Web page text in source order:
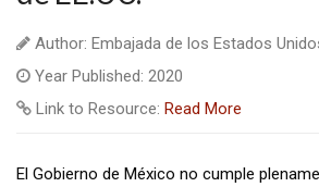
Author: Embajada de los Estados
Year Published: 2020
Link to Resource: Read More
El Gobierno de México no cumple